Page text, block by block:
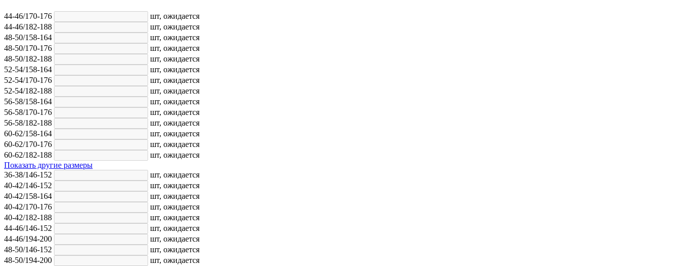
44-46/170-176 шт, ожидается
44-46/182-188
шт, ожидается
48-50/158-164
шт, ожидается
48-50/170-176
шт, ожидается
48-50/182-188
шт, ожидается
52-54/158-164
шт, ожидается
52-54/170-176
шт, ожидается
52-54/182-188
шт, ожидается
56-58/158-164
шт, ожидается
56-58/170-176
шт, ожидается
56-58/182-188
шт, ожидается
60-62/158-164
шт, ожидается
60-62/170-176
шт, ожидается
60-62/182-188
шт, ожидается
Показать другие размеры
36-38/146-152
шт, ожидается
40-42/146-152
шт, ожидается
40-42/158-164
шт, ожидается
40-42/170-176
шт, ожидается
40-42/182-188
шт, ожидается
44-46/146-152
шт, ожидается
44-46/194-200
шт, ожидается
48-50/146-152
шт, ожидается
48-50/194-200
шт, ожидается